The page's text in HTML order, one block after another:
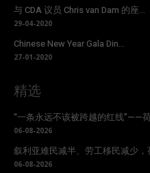
与 CDA 议员 Chris van Dam 的座...
29-04-2020
Chinese New Year Gala Din...
27-01-2020
精选
“一条永远不该被跨越的红线”——
06-08-2026
叙利亚难民减半、劳工移民减少
06-08-2026